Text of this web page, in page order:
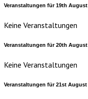
Veranstaltungen für19th August
Keine Veranstaltungen
Veranstaltungen für20th August
Keine Veranstaltungen
Veranstaltungen für21st August